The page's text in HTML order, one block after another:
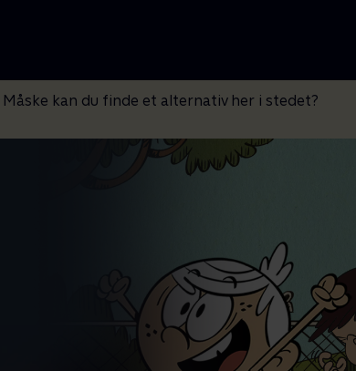
kan du finde et alternativ her i stedet?